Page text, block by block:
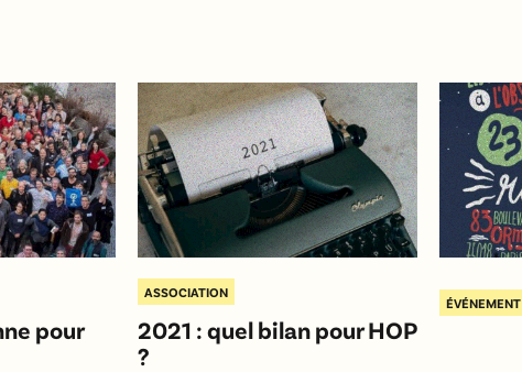
pour
ASSOCIATION
2021 : quel bilan pour HOP
?
ÉVÉNEMENT